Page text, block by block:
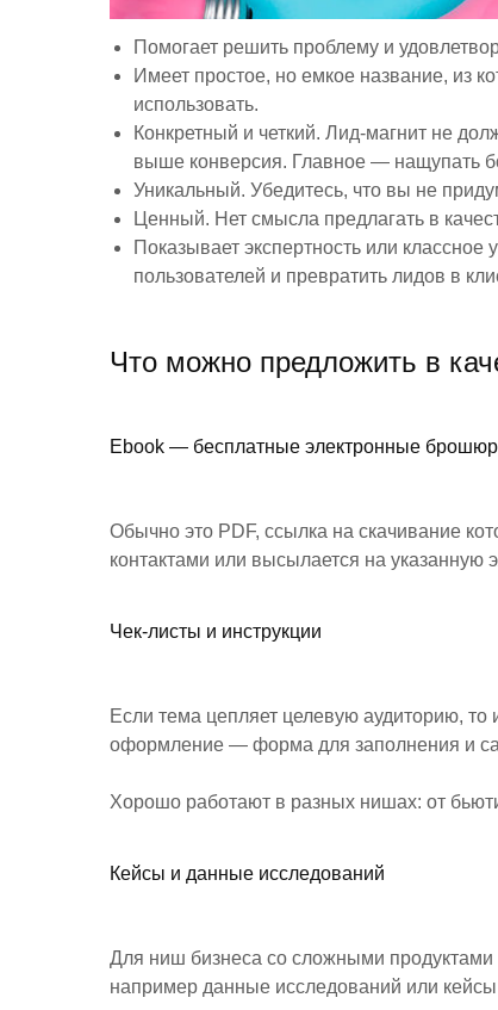
Помогает решить проблему и
Имеет простое, но емкое название, из
использовать.
Конкретный и четкий. Лид-магнит не
выше конверсия. Главное — нащупать
Уникальный. Убедитесь, что вы не
Ценный. Нет смысла предлагать в
Показывает экспертность или
пользователей и превратить лидов в
Что можно предложить в
Ebook — бесплатные электронные
Обычно это PDF, ссылка на скачивание
контактами или высылается на указанную
Чек-листы и инструкции
Если тема цепляет целевую аудиторию, то
оформление — форма для заполнения и
Хорошо работают в разных нишах: от
Кейсы и данные исследований
Для ниш бизнеса со сложными
например данные исследований или